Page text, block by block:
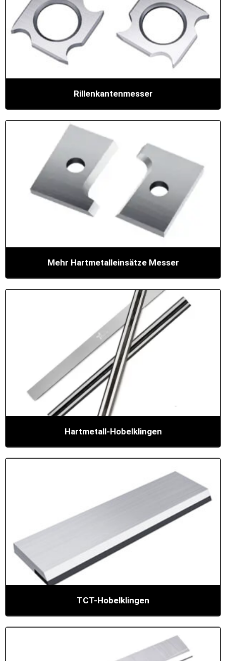
Rillenkantenmesser
Mehr Hartmetalleinsätze Messer
Hartmetall-Hobelklingen
TCT-Hobelklingen